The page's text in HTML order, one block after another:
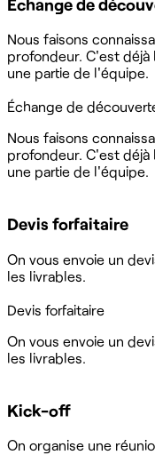
Nous faisons
profondeur. C'est
une partie de l'équipe.
Échange de
Nous faisons
profondeur. C'est
une partie de l'équipe.
Devis forfaitaire
On vous envoie un
les livrables.
Devis forfaitaire
On vous envoie un
les livrables.
Kick-off
On organise une